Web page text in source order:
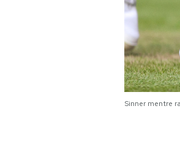
AREA PERSONALE
Sinner mentre